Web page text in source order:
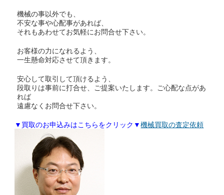
機械の事以外でも、
不安な事や心配事があれば、
それもあわせてお気軽にお問合せ下さい。
お客様の力になれるよう、
一生懸命対応させて頂きます。
安心して取引して頂けるよう、
段取りは事前に打合せ、ご提案いたします。ご心配な点があ
れば
遠慮なくお問合せ下さい。
▼買取のお申込みはこちらをクリック▼機械買取の査定依頼